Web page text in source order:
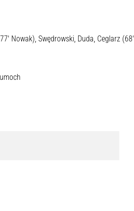
Nowak), Swędrowski, Duda, Ceglarz (68′